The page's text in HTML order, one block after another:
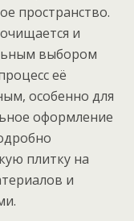
пространство.
и
выбором
её
особенно для
оформление
плитку на
и